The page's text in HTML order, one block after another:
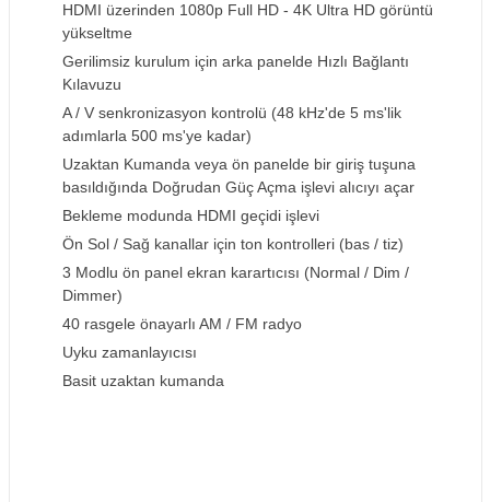
HDMI üzerinden 1080p Full HD - 4K Ultra HD görüntü
yükseltme
Gerilimsiz kurulum için arka panelde Hızlı Bağlantı
Kılavuzu
A / V senkronizasyon kontrolü (48 kHz'de 5 ms'lik
adımlarla 500 ms'ye kadar)
Uzaktan Kumanda veya ön panelde bir giriş tuşuna
basıldığında Doğrudan Güç Açma işlevi alıcıyı açar
Bekleme modunda HDMI geçidi işlevi
Ön Sol / Sağ kanallar için ton kontrolleri (bas / tiz)
3 Modlu ön panel ekran karartıcısı (Normal / Dim /
Dimmer)
40 rasgele önayarlı AM / FM radyo
Uyku zamanlayıcısı
Basit uzaktan kumanda